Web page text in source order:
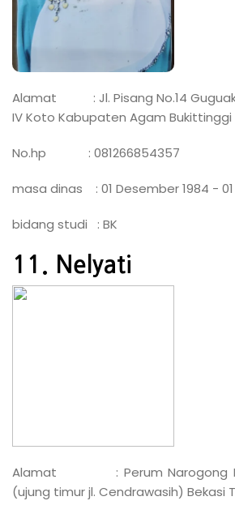
Alamat : Jl. Pisang No.14 Guguak
IV Koto Kabupaten Agam
No.hp : 081266854357
masa dinas : 01 Desember 1984 - 01
bidang studi : BK
11. Nelyati
Alamat : Perum Narogong
(ujung timur jl. Cendrawasih) Bekasi